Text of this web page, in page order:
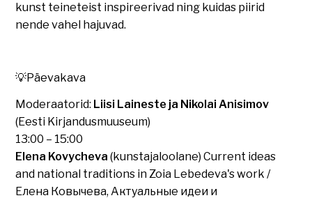
kunst teineteist inspireerivad ning kuidas piirid
nende vahel hajuvad.
💡Päevakava
Moderaatorid: Liisi Laineste ja Nikolai Anisimov
(Eesti Kirjandusmuuseum)
13:00 – 15:00
Elena Kovycheva (kunstajaloolane) Current ideas
and national traditions in Zoia Lebedeva's work /
Елена Ковычева, Актуальные идеи и